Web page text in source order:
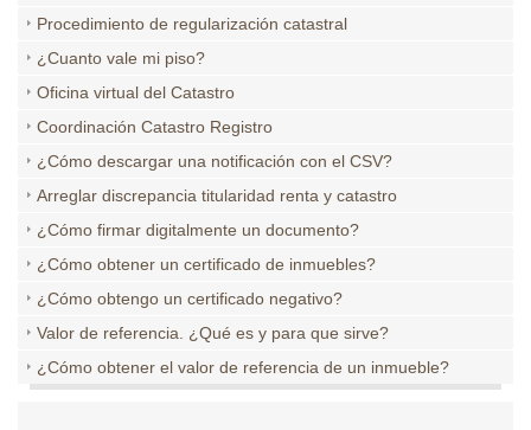
Procedimiento de regularización catastral
¿Cuanto vale mi piso?
Oficina virtual del Catastro
Coordinación Catastro Registro
¿Cómo descargar una notificación con el CSV?
Arreglar discrepancia titularidad renta y catastro
¿Cómo firmar digitalmente un documento?
¿Cómo obtener un certificado de inmuebles?
¿Cómo obtengo un certificado negativo?
Valor de referencia. ¿Qué es y para que sirve?
¿Cómo obtener el valor de referencia de un inmueble?